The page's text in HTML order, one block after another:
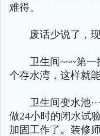
难得。
废话少说了，现
卫生间~~~第一
个存水湾，这样就
卫生间变水池
做24小时的闭水试
加固工作了。装修